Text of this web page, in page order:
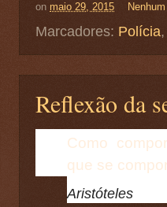
on maio 29, 2015
Marcadores: Polícia
Reflexão da
Como
que se
Aristóteles